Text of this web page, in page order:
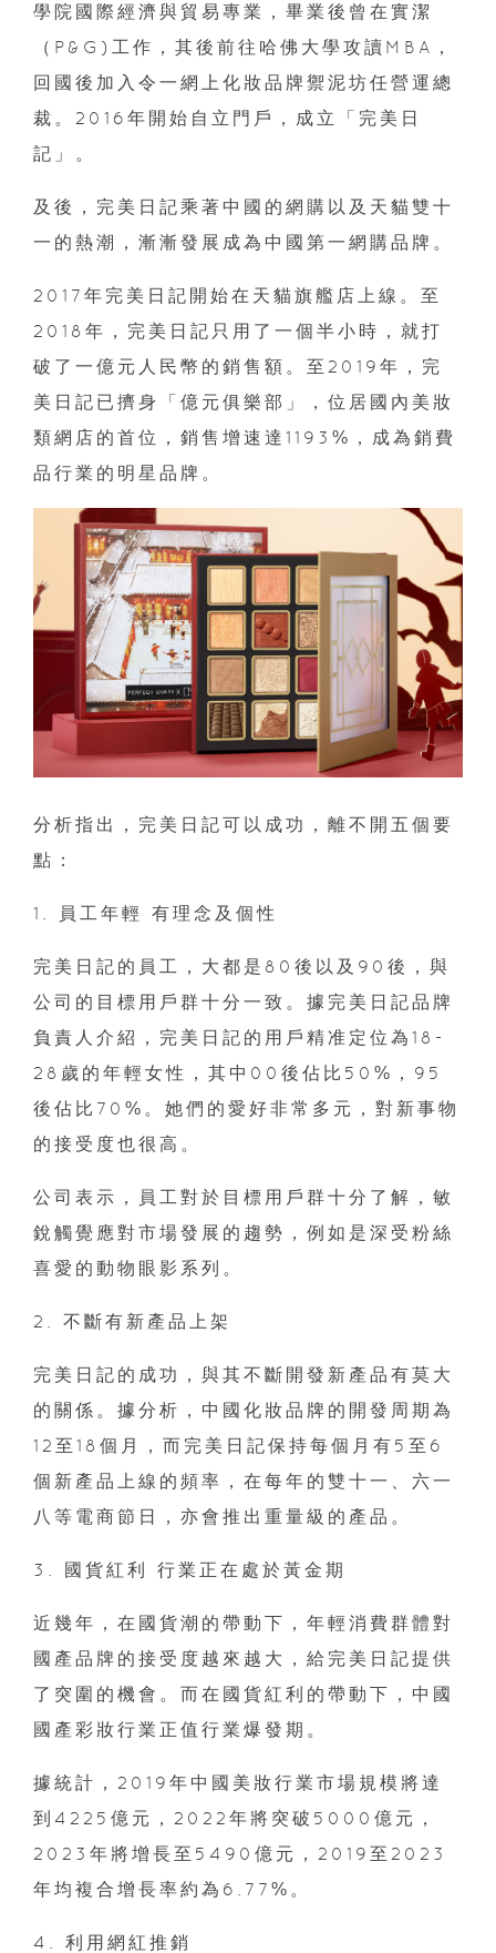
學院國際經濟與貿易專業，畢業後曾在實潔
（P&G)工作，其後前往哈佛大學攻讀MBA，
回國後加入令一網上化妝品牌禦泥坊任營運總
裁。2016年開始自立門戶，成立「完美日
記」。
及後，完美日記乘著中國的網購以及天貓雙十
一的熱潮，漸漸發展成為中國第一網購品牌。
2017年完美日記開始在天貓旗艦店上線。至
2018年，完美日記只用了一個半小時，就打
破了一億元人民幣的銷售額。至2019年，完
美日記已擠身「億元俱樂部」，位居國內美妝
類網店的首位，銷售增速達1193%，成為銷費
品行業的明星品牌。
分析指出，完美日記可以成功，離不開五個要
點：
1. 員工年輕 有理念及個性
完美日記的員工，大都是80後以及90後，與
公司的目標用戶群十分一致。據完美日記品牌
負責人介紹，完美日記的用戶精准定位為18-
28歲的年輕女性，其中00後佔比50%，95
後佔比70%。她們的愛好非常多元，對新事物
的接受度也很高。
公司表示，員工對於目標用戶群十分了解，敏
銳觸覺應對市場發展的趨勢，例如是深受粉絲
喜愛的動物眼影系列。
2. 不斷有新產品上架
完美日記的成功，與其不斷開發新產品有莫大
的關係。據分析，中國化妝品牌的開發周期為
12至18個月，而完美日記保持每個月有5至6
個新產品上線的頻率，在每年的雙十一、六一
八等電商節日，亦會推出重量級的產品。
3. 國貨紅利 行業正在處於黃金期
近幾年，在國貨潮的帶動下，年輕消費群體對
國產品牌的接受度越來越大，給完美日記提供
了突圍的機會。而在國貨紅利的帶動下，中國
國產彩妝行業正值行業爆發期。
據統計，2019年中國美妝行業市場規模將達
到4225億元，2022年將突破5000億元，
2023年將增長至5490億元，2019至2023
年均複合增長率約為6.77%。
4. 利用網紅推銷